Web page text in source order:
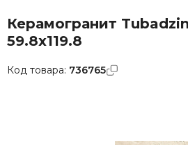
Керамогранит
59.8x119.8
Код товара: 736765